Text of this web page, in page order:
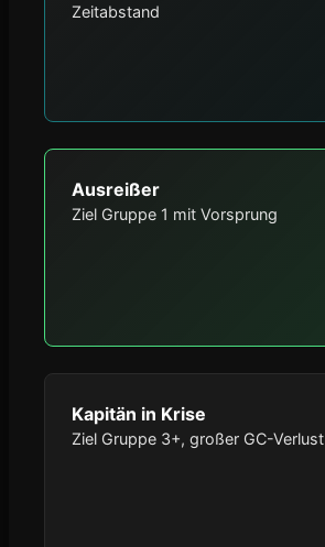
Zeitabstand
Ausreißer
Ziel Gruppe 1 mit Vorsprung
Kapitän in Krise
Ziel Gruppe 3+, großer GC-Verlust